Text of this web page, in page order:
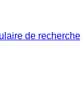
de recherche